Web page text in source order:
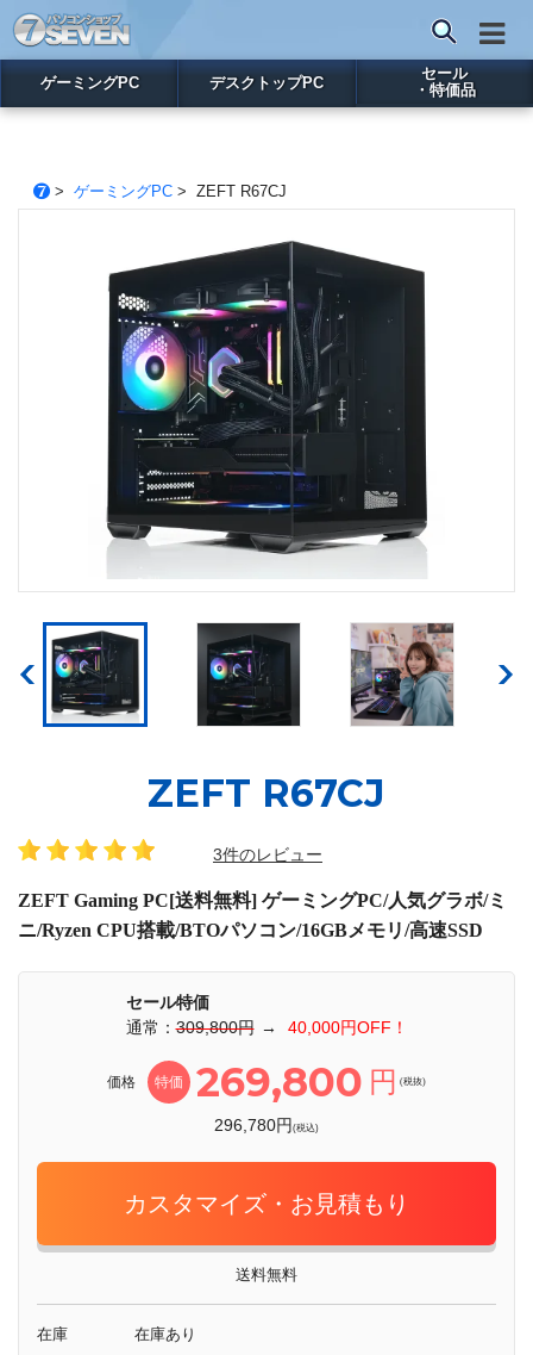
ゲーミングPC デスクトップPC
セール
・特価品
> ゲーミングPC> ZEFT R67CJ
ZEFT R67CJ
3件のレビュー
ZEFT Gaming PC[送料無料] ゲーミングPC/人気グラボ/ミ
ニ/Ryzen CPU搭載/BTOパソコン/16GBメモリ/高速SSD
セール特価
通常：309,800円 → 40,000円OFF！
価格 特価 269,800 円 (税抜)
296,780円(税込)
カスタマイズ・お見積もり
送料無料
在庫 在庫あり